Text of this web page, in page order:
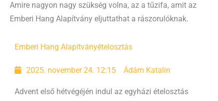
Amire nagyon nagy szükség volna, az a tűzifa, amit az
Emberi Hang Alapítvány eljuttathat a rászorulóknak.
Emberi Hang Alapítványételosztás
2025. november 24. 12:15 Ádám Katalin
Advent első hétvégéjén indul az egyházi ételosztás